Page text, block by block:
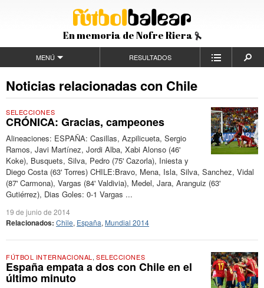
En memoria de Nofre Riera
MENÚ RESULTADOS
Noticias relacionadas con Chile
SELECCIONES
CRÓNICA: Gracias, campeones
Alineaciones: ESPAÑA: Casillas, Azpilicueta, Sergio
Ramos, Javi Martínez, Jordi Alba, Xabi Alonso (46'
Koke), Busquets, Silva, Pedro (75' Cazorla), Iniesta y
Diego Costa (63' Torres) CHILE:Bravo, Mena, Isla, Silva, Sanchez, Vidal
(87' Carmona), Vargas (84' Valdivia), Medel, Jara, Aranguiz (63'
Gutiérrez), Dias Goles: 0-1 Vargas ...
19 de junio de 2014
Relacionados: Chile, España, Mundial 2014
FÚTBOL INTERNACIONAL , SELECCIONES
España empata a dos con Chile en el
último minuto